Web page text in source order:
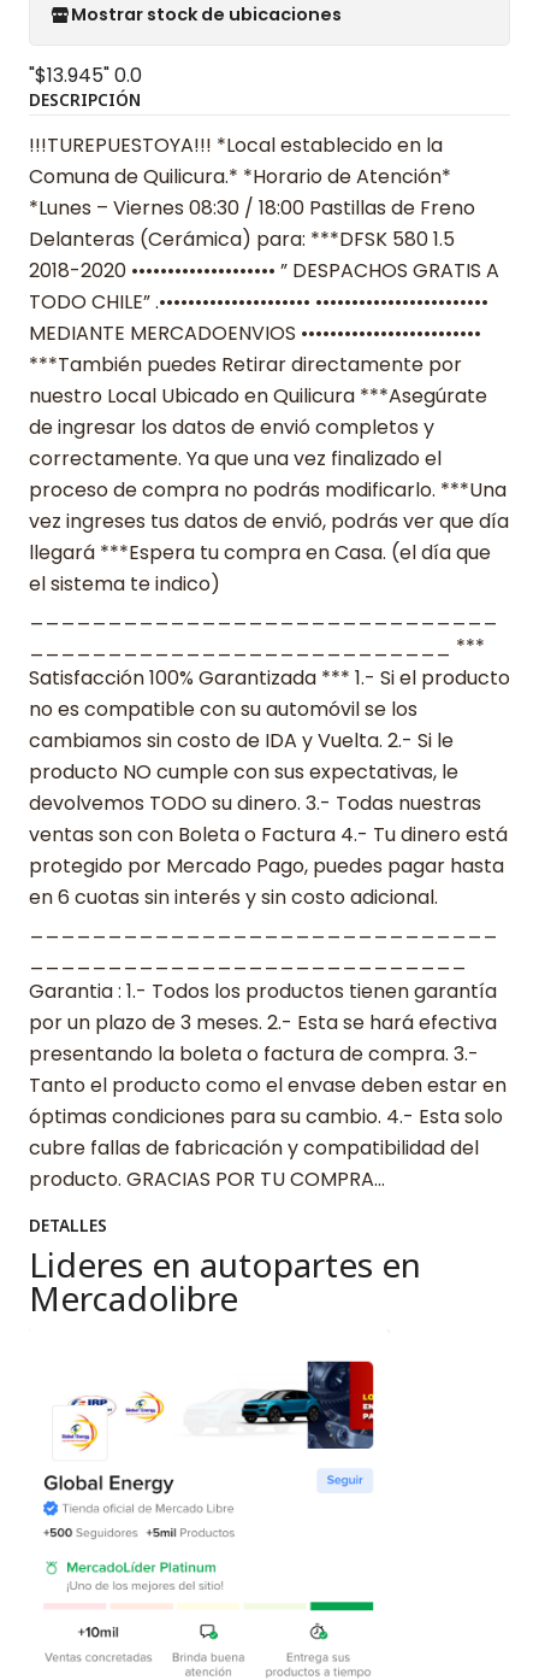
Mostrar stock de ubicaciones
"$13.945"0.0
DESCRIPCIÓN
!!!TUREPUESTOYA!!! *Local establecido en la
Comuna de Quilicura.* *Horario de Atención*
*Lunes – Viernes 08:30 / 18:00 Pastillas de Freno
Delanteras (Cerámica) para: ***DFSK 580 1.5
2018-2020 •••••••••••••••••••• ” DESPACHOS GRATIS A
TODO CHILE” .••••••••••••••••••••• ••••••••••••••••••••••••
MEDIANTE MERCADOENVIOS •••••••••••••••••••••••••
***También puedes Retirar directamente por
nuestro Local Ubicado en Quilicura ***Asegúrate
de ingresar los datos de envió completos y
correctamente. Ya que una vez finalizado el
proceso de compra no podrás modificarlo. ***Una
vez ingreses tus datos de envió, podrás ver que día
llegará ***Espera tu compra en Casa. (el día que
el sistema te indico)
___________________________ ***
Satisfacción 100% Garantizada *** 1.- Si el producto
no es compatible con su automóvil se los
cambiamos sin costo de IDA y Vuelta. 2.- Si le
producto NO cumple con sus expectativas, le
devolvemos TODO su dinero. 3.- Todas nuestras
ventas son con Boleta o Factura 4.- Tu dinero está
protegido por Mercado Pago, puedes pagar hasta
en 6 cuotas sin interés y sin costo adicional.
Garantia : 1.- Todos los productos tienen garantía
por un plazo de 3 meses. 2.- Esta se hará efectiva
presentando la boleta o factura de compra. 3.-
Tanto el producto como el envase deben estar en
óptimas condiciones para su cambio. 4.- Esta solo
cubre fallas de fabricación y compatibilidad del
producto. GRACIAS POR TU COMPRA…
DETALLES
Lideres en autopartes en
Mercadolibre